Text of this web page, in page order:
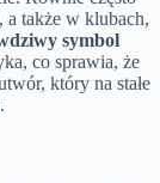
a także w klubach,
symbol
co sprawia, że
który na stałe